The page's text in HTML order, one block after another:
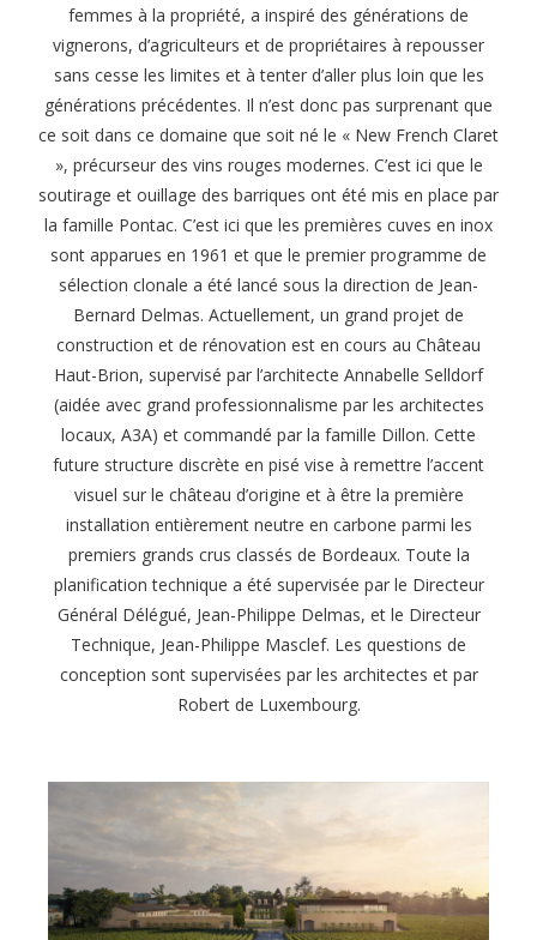
femmes à la propriété, a inspiré des générations de
vignerons, d’agriculteurs et de propriétaires à repousser
sans cesse les limites et à tenter d’aller plus loin que les
générations précédentes. Il n’est donc pas surprenant que
ce soit dans ce domaine que soit né le « New French Claret
», précurseur des vins rouges modernes. C’est ici que le
soutirage et ouillage des barriques ont été mis en place par
la famille Pontac. C’est ici que les premières cuves en inox
sont apparues en 1961 et que le premier programme de
sélection clonale a été lancé sous la direction de Jean-
Bernard Delmas. Actuellement, un grand projet de
construction et de rénovation est en cours au Château
Haut-Brion, supervisé par l’architecte Annabelle Selldorf
(aidée avec grand professionnalisme par les architectes
locaux, A3A) et commandé par la famille Dillon. Cette
future structure discrète en pisé vise à remettre l’accent
visuel sur le château d’origine et à être la première
installation entièrement neutre en carbone parmi les
premiers grands crus classés de Bordeaux. Toute la
planification technique a été supervisée par le Directeur
Général Délégué, Jean-Philippe Delmas, et le Directeur
Technique, Jean-Philippe Masclef. Les questions de
conception sont supervisées par les architectes et par
Robert de Luxembourg.